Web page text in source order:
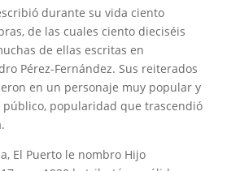
durante su vida ciento
de las cuales ciento dieciséis
de ellas escritas en
Pérez-Fernández. Sus reiterados
en un personaje muy popular y
popularidad que trascendió
El Puerto le nombro Hijo